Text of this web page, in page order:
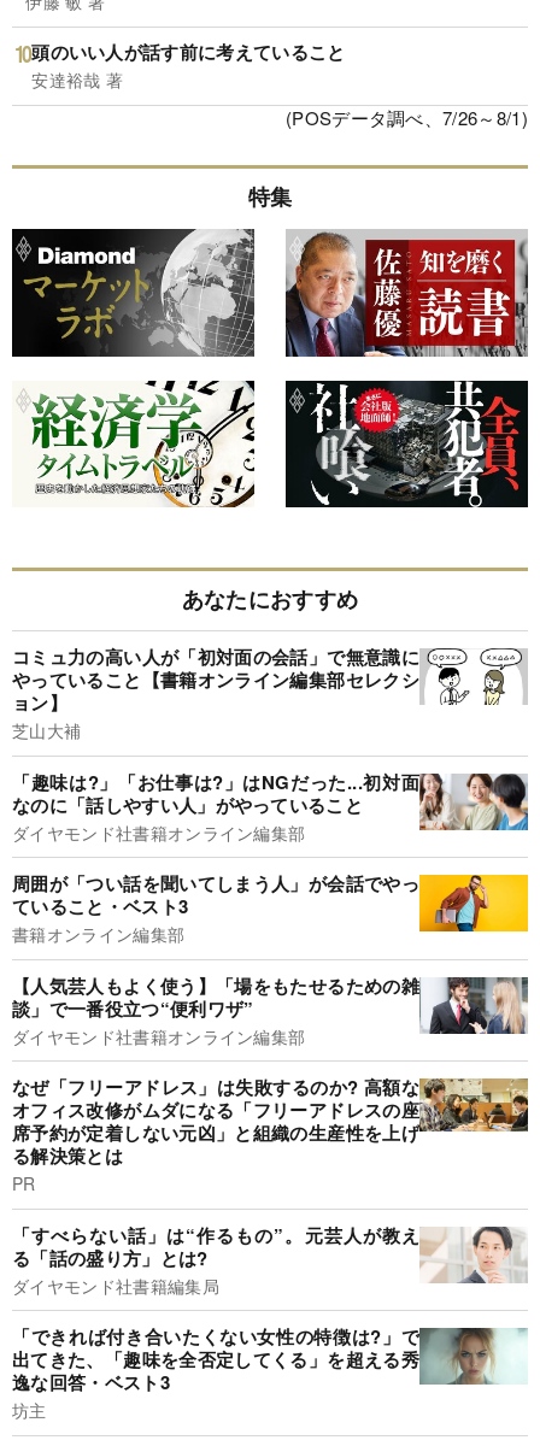
頭のいい人が話す前に考えていること
安達裕哉 著
(POSデータ調べ、7/26～8/1)
特集
あなたにおすすめ
コミュ力の高い人が「初対面の会話」で無意識に
やっていること【書籍オンライン編集部セレクシ
ョン】
芝山大補
「趣味は?」「お仕事は?」はNGだった...初対面
なのに「話しやすい人」がやっていること
ダイヤモンド社書籍オンライン編集部
周囲が「つい話を聞いてしまう人」が会話でやっ
ていること・ベスト3
書籍オンライン編集部
【人気芸人もよく使う】「場をもたせるための雑
談」で一番役立つ“便利ワザ”
ダイヤモンド社書籍オンライン編集部
なぜ「フリーアドレス」は失敗するのか? 高額な
オフィス改修がムダになる「フリーアドレスの座
席予約が定着しない元凶」と組織の生産性を上げ
る解決策とは
PR
「すべらない話」は“作るもの”。元芸人が教え
る「話の盛り方」とは?
ダイヤモンド社書籍編集局
「できれば付き合いたくない女性の特徴は?」で
出てきた、「趣味を全否定してくる」を超える秀
逸な回答・ベスト3
坊主